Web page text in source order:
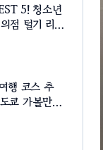
5! 청소년
점 털기 리얼
행 코스 추
쿄 가볼만한